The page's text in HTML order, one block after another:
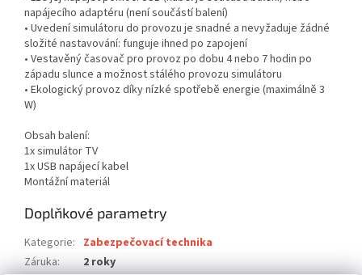
napájecího adaptéru (není součástí balení)
• Uvedení simulátoru do provozu je snadné a nevyžaduje žádné
složité nastavování: funguje ihned po zapojení
• Vestavěný časovač pro provoz po dobu 4 nebo 7 hodin po
západu slunce a možnost stálého provozu simulátoru
• Ekologický provoz díky nízké spotřebě energie (maximálně 3
W)
Obsah balení:
1x simulátor TV
1x USB napájecí kabel
Montážní materiál
Doplňkové parametry
Kategorie: Zabezpečovací technika
Záruka:
2 roky